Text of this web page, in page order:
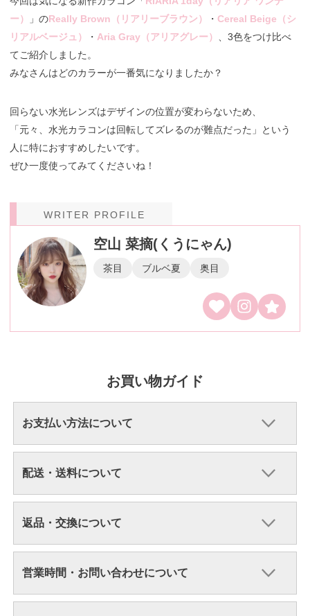
ー）
」のReally Brown（リアリーブラウン） ・Cereal Beige（シ
リアルベージュ）
・Aria Gray（アリアグレー） 、3色をつけ比べ
てご紹介しました。
みなさんはどのカラーが一番気になりましたか？
回らない水光レンズはデザインの位置が変わらないため、
「元々、水光カラコンは回転してズレるのが難点だった」という
人に特におすすめしたいです。
ぜひ一度使ってみてくださいね！
WRITER PROFILE
空山 菜摘(くうにゃん)
茶目 ブルベ夏 奥目
お買い物ガイド
お支払い方法について
配送・送料について
返品・交換について
営業時間・お問い合わせについて